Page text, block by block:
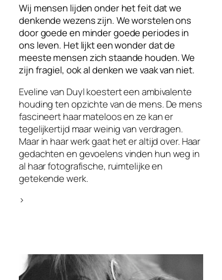
Wij mensen lijden onder het feit dat we
denkende wezens zijn. We worstelen ons
door goede en minder goede periodes in
ons leven. Het lijkt een wonder dat de
meeste mensen zich staande houden. We
zijn fragiel, ook al denken we vaak van niet.
Eveline van Duyl koestert een ambivalente
houding ten opzichte van de mens. De mens
fascineert haar mateloos en ze kan er
tegelijkertijd maar weinig van verdragen.
Maar in haar werk gaat het er altijd over. Haar
gedachten en gevoelens vinden hun weg in
al haar fotografische, ruimtelijke en
getekende werk.
>